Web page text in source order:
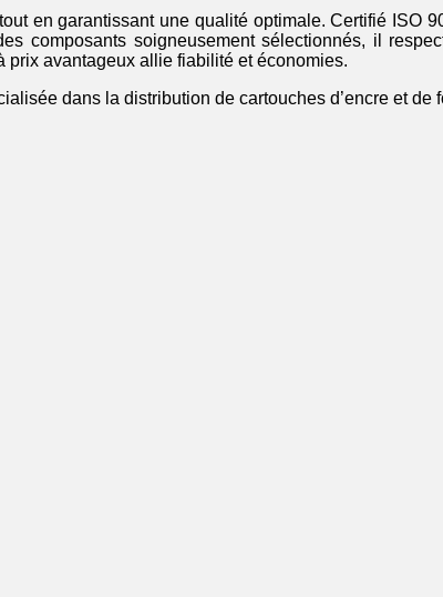
en garantissant une qualité optimale. Certifié ISO
composants soigneusement sélectionnés, il
prix avantageux allie fiabilité et économies.
dans la distribution de cartouches d’encre et